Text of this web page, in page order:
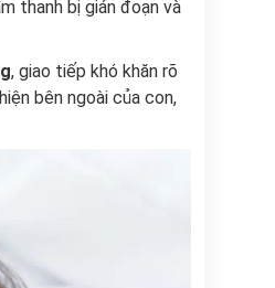
thanh bị gián đoạn và
, giao tiếp khó khăn rõ
bên ngoài của con,